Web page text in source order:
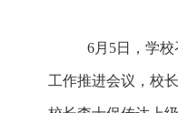
6月 5日，学校
工作推进会议，校